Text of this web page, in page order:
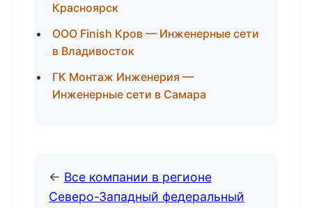
Красноярск
ООО Finish Кров — Инженерные сети
в Владивосток
ГК Монтаж Инженерия —
Инженерные сети в Самара
← Все компании в регионе
Северо-Западный федеральный